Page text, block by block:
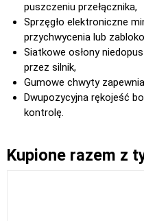
puszczeniu przełącznika,
Sprzęgło elektroniczne
przychwycenia lub
Siatkowe osłony
przez silnik,
Gumowe chwyty
Dwupozycyjna rękojeść
kontrolę.
Kupione razem z